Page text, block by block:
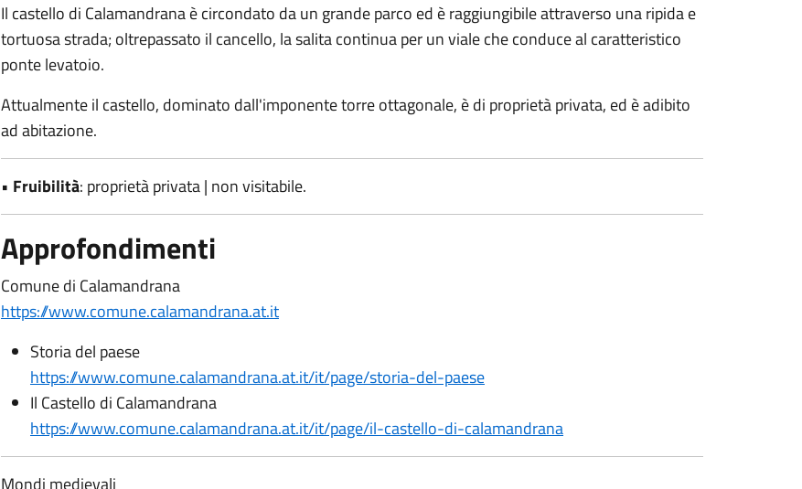
Il castello di Calamandrana è circondato da un grande parco ed è raggiungibile attraverso una ripida e
tortuosa strada; oltrepassato il cancello, la salita continua per un viale che conduce al caratteristico
ponte levatoio.
Attualmente il castello, dominato dall'imponente torre ottagonale, è di proprietà privata, ed è adibito
ad abitazione.
• Fruibilità: proprietà privata | non visitabile.
Approfondimenti
Comune di Calamandrana
https://www.comune.calamandrana.at.it
Storia del paese
https://www.comune.calamandrana.at.it/it/page/storia-del-paese
Il Castello di Calamandrana
https://www.comune.calamandrana.at.it/it/page/il-castello-di-calamandrana
Mondi medievali